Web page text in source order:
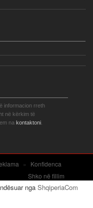
informacion rreth
në kërkim të
na kontaktoni
»
Konfidenca
Shko në fillim
nga ShqiperiaCom